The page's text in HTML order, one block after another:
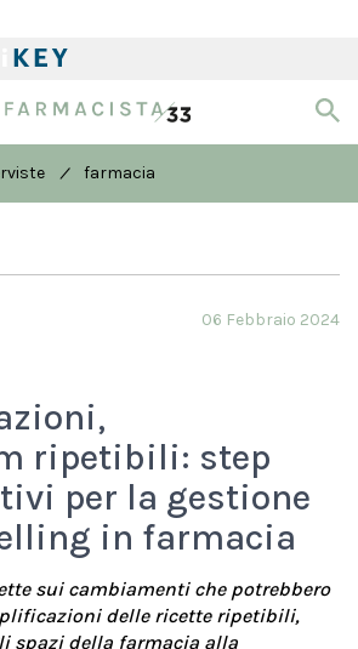
/ farmacia
06 Febbraio 2024
ripetibili: step
per la gestione
in farmacia
sui cambiamenti che potrebbero
delle ricette ripetibili,
spazi della farmacia alla